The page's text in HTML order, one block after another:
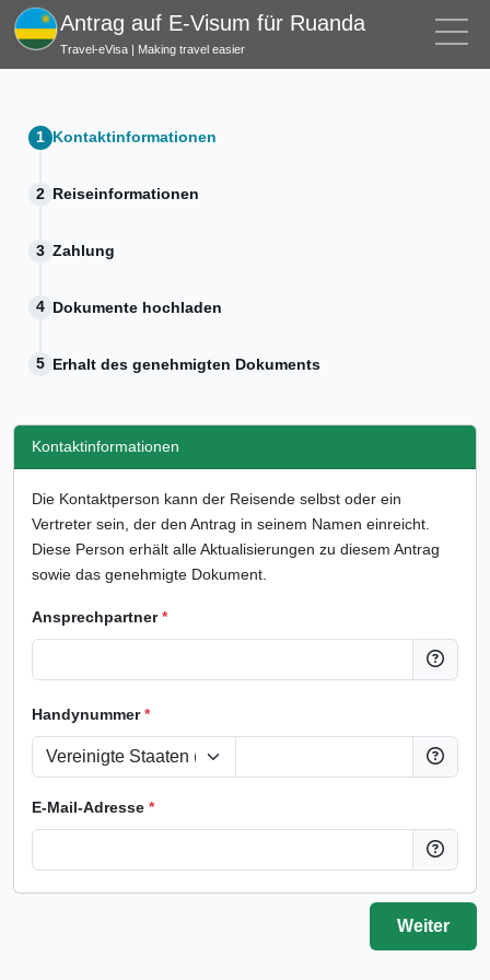
Antrag auf E-Visum für Ruanda
Travel-eVisa | Making travel easier
Kontaktinformationen
Reiseinformationen
Zahlung
Dokumente hochladen
Erhalt des genehmigten Dokuments
Kontaktinformationen
Die Kontaktperson kann der Reisende selbst oder ein
Vertreter sein, der den Antrag in seinem Namen einreicht.
Diese Person erhält alle Aktualisierungen zu diesem Antrag
sowie das genehmigte Dokument.
Ansprechpartner*
Handynummer*
E-Mail-Adresse *